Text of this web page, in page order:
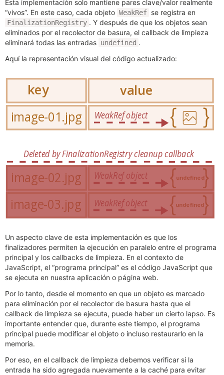
Esta implementación solo mantiene pares clave/valor realmente
“vivos”. En este caso, cada objeto WeakRef se registra en
FinalizationRegistry . Y después de que los objetos sean
eliminados por el recolector de basura, el callback de limpieza
eliminará todas las entradas undefined .
Aquí la representación visual del código actualizado:
Un aspecto clave de esta implementación es que los
finalizadores permiten la ejecución en paralelo entre el programa
principal y los callbacks de limpieza. En el contexto de
JavaScript, el “programa principal” es el código JavaScript que
se ejecuta en nuestra aplicación o página web.
Por lo tanto, desde el momento en que un objeto es marcado
para eliminación por el recolector de basura hasta que el
callback de limpieza se ejecuta, puede haber un cierto lapso. Es
importante entender que, durante este tiempo, el programa
principal puede modificar el objeto o incluso restaurarlo en la
memoria.
Por eso, en el callback de limpieza debemos verificar si la
entrada ha sido agregada nuevamente a la caché para evitar